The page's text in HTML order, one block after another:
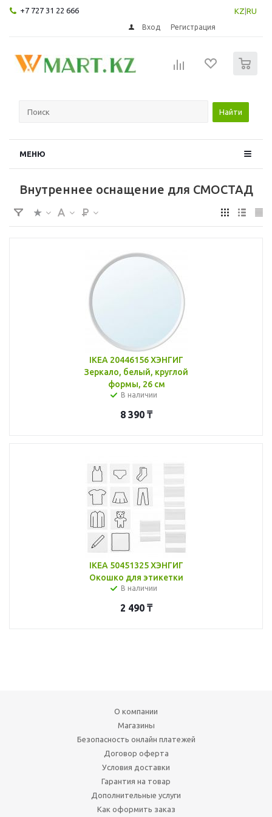
+7 727 31 22 666 KZ RU
Вход Регистрация
Найти
МЕНЮ
Внутреннее оснащение для СМОСТАД
IKEA 20446156 ХЭНГИГ
Зеркало, белый, круглой
формы, 26 см
В наличии
8 390 ₸
IKEA 50451325 ХЭНГИГ
Окошко для этикетки
В наличии
2 490 ₸
О компании
Магазины
Безопасность онлайн платежей
Договор оферта
Условия доставки
Гарантия на товар
Дополнительные услуги
Как оформить заказ